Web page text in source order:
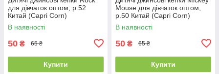
для дівчаток оптом, р.52
Китай (Capri Corn)
В наявності
50 ₴ 65 ₴
Купити
Mouse для дівчаток оптом,
р.50 Китай (Capri Corn)
В наявності
50 ₴ 65 ₴
Купити